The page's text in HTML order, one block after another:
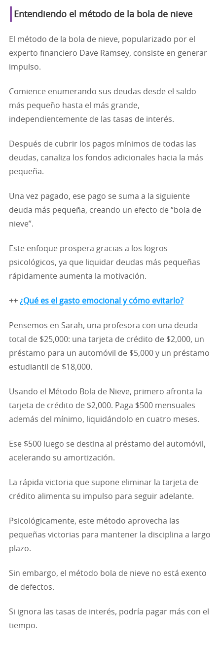
Entendiendo el método de la bola de nieve
El método de la bola de nieve, popularizado por el
experto financiero Dave Ramsey, consiste en generar
impulso.
Comience enumerando sus deudas desde el saldo
más pequeño hasta el más grande,
independientemente de las tasas de interés.
Después de cubrir los pagos mínimos de todas las
deudas, canaliza los fondos adicionales hacia la más
pequeña.
Una vez pagado, ese pago se suma a la siguiente
deuda más pequeña, creando un efecto de “bola de
nieve”.
Este enfoque prospera gracias a los logros
psicológicos, ya que liquidar deudas más pequeñas
rápidamente aumenta la motivación.
++ ¿Qué es el gasto emocional y cómo evitarlo?
Pensemos en Sarah, una profesora con una deuda
total de $25,000: una tarjeta de crédito de $2,000, un
préstamo para un automóvil de $5,000 y un préstamo
estudiantil de $18,000.
Usando el Método Bola de Nieve, primero afronta la
tarjeta de crédito de $2,000. Paga $500 mensuales
además del mínimo, liquidándolo en cuatro meses.
Ese $500 luego se destina al préstamo del automóvil,
acelerando su amortización.
La rápida victoria que supone eliminar la tarjeta de
crédito alimenta su impulso para seguir adelante.
Psicológicamente, este método aprovecha las
pequeñas victorias para mantener la disciplina a largo
plazo.
Sin embargo, el método bola de nieve no está exento
de defectos.
Si ignora las tasas de interés, podría pagar más con el
tiempo.